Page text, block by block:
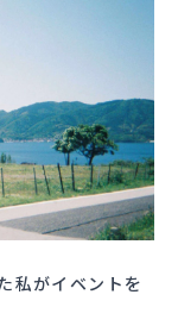
私がイベントを